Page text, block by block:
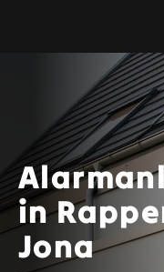
in
Jona